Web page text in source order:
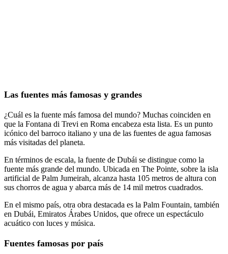
Las fuentes más famosas y grandes
¿Cuál es la fuente más famosa del mundo? Muchas coinciden en
que la Fontana di Trevi en Roma encabeza esta lista. Es un punto
icónico del barroco italiano y una de las fuentes de agua famosas
más visitadas del planeta.
En términos de escala, la fuente de Dubái se distingue como la
fuente más grande del mundo. Ubicada en The Pointe, sobre la isla
artificial de Palm Jumeirah, alcanza hasta 105 metros de altura con
sus chorros de agua y abarca más de 14 mil metros cuadrados.
En el mismo país, otra obra destacada es la Palm Fountain, también
en Dubái, Emiratos Árabes Unidos, que ofrece un espectáculo
acuático con luces y música.
Fuentes famosas por país